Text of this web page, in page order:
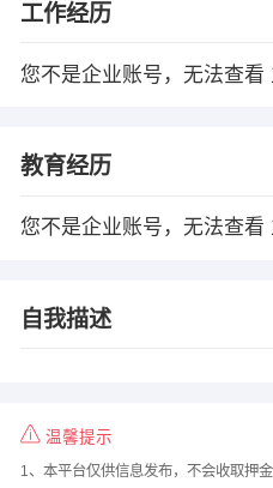
工作经历
您不是企业账号，无法查看
教育经历
您不是企业账号，无法查看
自我描述
温馨提示
1、本平台仅供信息发布，不会收取押金